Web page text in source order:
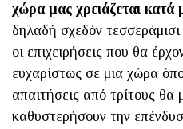
χώρα μας χρειάζεται κατά
δηλαδή σχεδόν
οι επιχειρήσεις που θα
ευχαρίστως σε μια χώρα
απαιτήσεις από τρίτους θα
καθυστερήσουν την